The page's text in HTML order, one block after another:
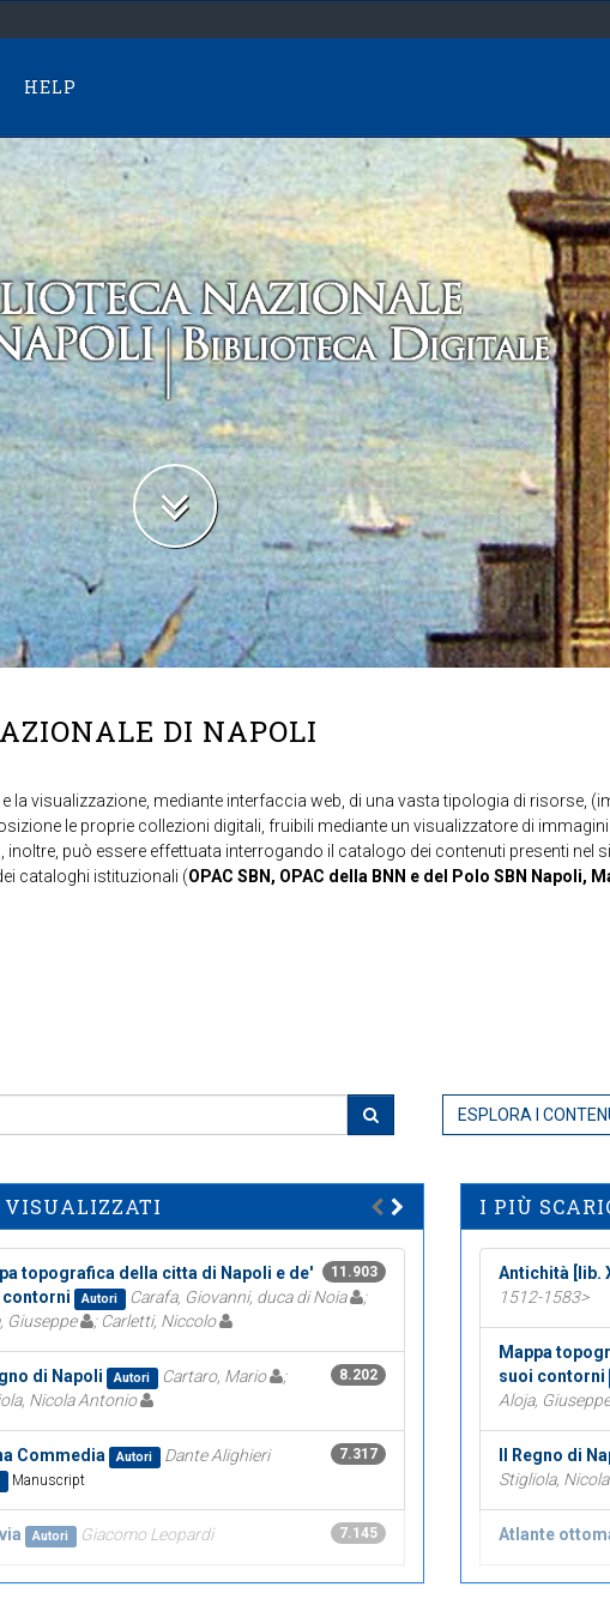
HELP
DI NAPOLI
la visualizzazione, mediante interfaccia web, di una vasta tipologia di risorse,
le proprie collezioni digitali, fruibili mediante un visualizzatore di
può essere effettuata interrogando il catalogo dei contenuti presenti nel
cataloghi istituzionali (OPAC SBN, OPAC della BNN e del Polo SBN Napoli,
ESPLORA I
11.903
topografica della citta di Napoli e de'
contorni
Autori Carafa, Giovanni, duca di Noia
;
Giuseppe
; Carletti, Niccolo
8.202
di Napoli Autori Cartaro, Mario
;
Nicola Antonio
7.317
Commedia Autori Dante Alighieri
Manuscript
7.145
Autori Giacomo Leopardi
I PIÙ
Antichità [lib.
1512-1583>
Mappa
suoi contorni
Aloja,
Il Regno di
Stigliola,
Atlante